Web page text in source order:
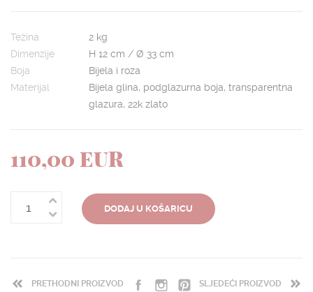
Težina
2 kg
Dimenzije
H 12 cm / Ø 33 cm
Boja
Bijela i roza
Materijal
Bijela glina, podglazurna boja, transparentna
glazura, 22k zlato
110,00 EUR
DODAJ U KOŠARICU
PRETHODNI PROIZVOD SLJEDEĆI PROIZVOD